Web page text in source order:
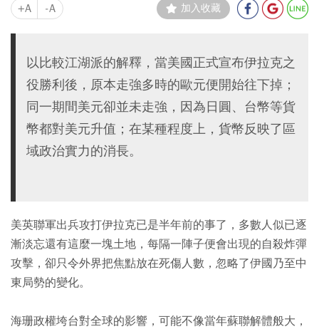
+A -A 加入收藏
以比較江湖派的解釋，當美國正式宣布伊拉克之
役勝利後，原本走強多時的歐元便開始往下掉；
同一期間美元卻並未走強，因為日圓、台幣等貨
幣都對美元升值；在某種程度上，貨幣反映了區
域政治實力的消長。
美英聯軍出兵攻打伊拉克已是半年前的事了，多數人似已逐
漸淡忘還有這麼一塊土地，每隔一陣子便會出現的自殺炸彈
攻擊，卻只令外界把焦點放在死傷人數，忽略了伊國乃至中
東局勢的變化。
海珊政權垮台對全球的影響，可能不像當年蘇聯解體般大，